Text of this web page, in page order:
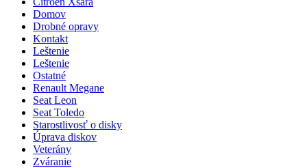
Domov
Drobné opravy
Kontakt
Leštenie
Leštenie
Ostatné
Renault Megane
Seat Leon
Seat Toledo
Starostlivosť o disky
Úprava diskov
Veterány
Zváranie